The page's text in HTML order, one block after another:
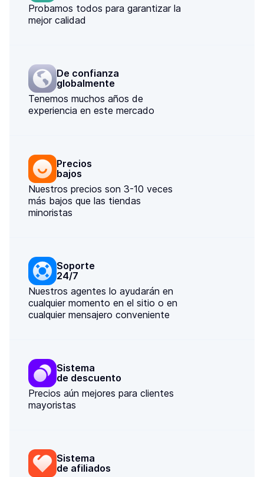
Probamos todos para garantizar la
mejor calidad
De confianza
globalmente
Tenemos muchos años de
experiencia en este mercado
Precios
bajos
Nuestros precios son 3-10 veces
más bajos que las tiendas
minoristas
Soporte
24/7
Nuestros agentes lo ayudarán en
cualquier momento en el sitio o en
cualquier mensajero conveniente
Sistema
de descuento
Precios aún mejores para clientes
mayoristas
Sistema
de afiliados